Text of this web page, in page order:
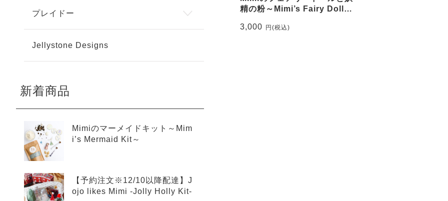
精の粉～Mimi’s Fairy Doll
3,000 円(税込)
プレイドー
Jellystone Designs
新着商品
Mimiのマーメイドキット～Mim
i’s Mermaid Kit～
【予約注文※12/10以降配達】J
ojo likes Mimi -Jolly Holly Kit-